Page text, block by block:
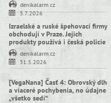
denikalarm.cz
3.7.2026
Izraelské a ruské špehovací firmy
obchodují v Praze. Jejich
produkty používá i česká policie
denikalarm.cz
31.5.2026
[VegaNana] Časť 4: Obrovský dlh
a viaceré pochybenia, no údajne
„všetko sedí“